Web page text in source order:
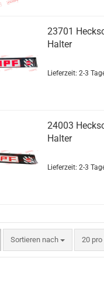
23701
Halter
Lieferzeit: 2-3
24003
Halter
Lieferzeit: 2-3
Sortieren nach
Sortieren nach 20 pro
pro